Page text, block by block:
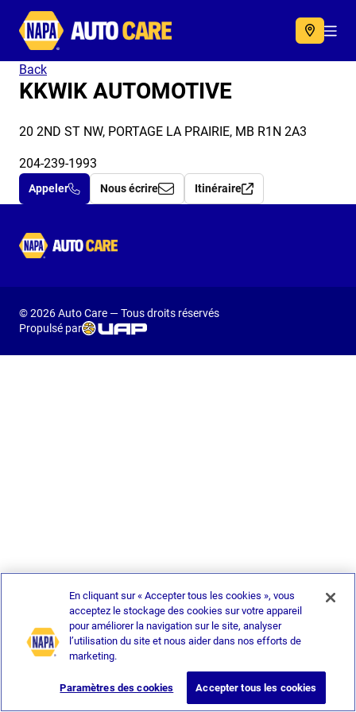
Autocare
Back
KKWIK AUTOMOTIVE
20 2ND ST NW, PORTAGE LA PRAIRIE, MB R1N 2A3
204-239-1993
Appeler Nous écrire Itinéraire
Autocare
© 2026 Auto Care — Tous droits réservés
Propulsé par
En cliquant sur « Accepter tous les cookies », vous
acceptez le stockage des cookies sur votre appareil
pour améliorer la navigation sur le site, analyser
l’utilisation du site et nous aider dans nos efforts de
marketing.
Paramètres des cookies Accepter tous les cookies